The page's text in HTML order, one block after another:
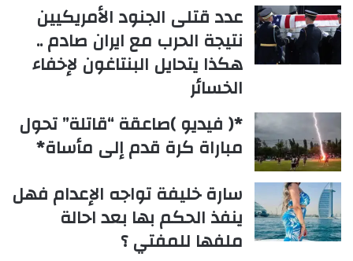
عدد قتلى الجنود الأمريكيين
نتيجة الحرب مع ايران صادم ..
هكذا يتحايل البنتاغون لإخفاء
الخسائر
*( فيديو )صاعقة “قاتلة” تحول
مباراة كرة قدم إلى مأساة*
سارة خليفة تواجه الإعدام فهل
ينفذ الحكم بها بعد احالة
ملفها للمفتي ؟